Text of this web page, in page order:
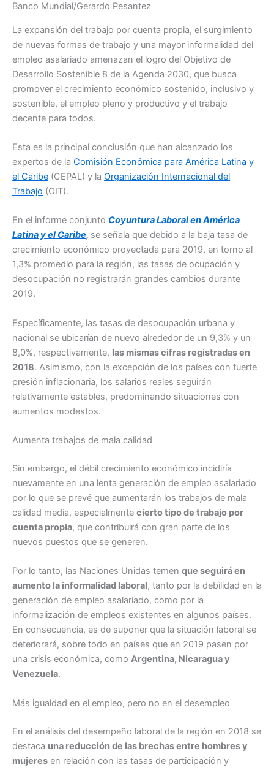
Banco Mundial/Gerardo Pesantez
La expansión del trabajo por cuenta propia, el surgimiento
de nuevas formas de trabajo y una mayor informalidad del
empleo asalariado amenazan el logro del Objetivo de
Desarrollo Sostenible 8 de la Agenda 2030, que busca
promover el crecimiento económico sostenido, inclusivo y
sostenible, el empleo pleno y productivo y el trabajo
decente para todos.
Esta es la principal conclusión que han alcanzado los
expertos de la Comisión Económica para América Latina y
el Caribe (CEPAL) y la Organización Internacional del
Trabajo (OIT).
En el informe conjunto Coyuntura Laboral en América
Latina y el Caribe, se señala que debido a la baja tasa de
crecimiento económico proyectada para 2019, en torno al
1,3% promedio para la región, las tasas de ocupación y
desocupación no registrarán grandes cambios durante
2019.
Específicamente, las tasas de desocupación urbana y
nacional se ubicarían de nuevo alrededor de un 9,3% y un
8,0%, respectivamente, las mismas cifras registradas en
2018. Asimismo, con la excepción de los países con fuerte
presión inflacionaria, los salarios reales seguirán
relativamente estables, predominando situaciones con
aumentos modestos.
Aumenta trabajos de mala calidad
Sin embargo, el débil crecimiento económico incidiría
nuevamente en una lenta generación de empleo asalariado
por lo que se prevé que aumentarán los trabajos de mala
calidad media, especialmente cierto tipo de trabajo por
cuenta propia, que contribuirá con gran parte de los
nuevos puestos que se generen.
Por lo tanto, las Naciones Unidas temen que seguirá en
aumento la informalidad laboral, tanto por la debilidad en la
generación de empleo asalariado, como por la
informalización de empleos existentes en algunos países.
En consecuencia, es de suponer que la situación laboral se
deteriorará, sobre todo en países que en 2019 pasen por
una crisis económica, como Argentina, Nicaragua y
Venezuela.
Más igualdad en el empleo, pero no en el desempleo
En el análisis del desempeño laboral de la región en 2018 se
destaca una reducción de las brechas entre hombres y
mujeres en relación con las tasas de participación y